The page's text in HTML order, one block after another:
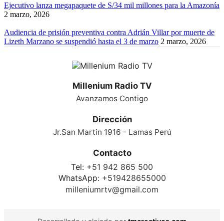
Ejecutivo lanza megapaquete de S/34 mil millones para la Amazonía
2 marzo, 2026
Audiencia de prisión preventiva contra Adrián Villar por muerte de
Lizeth Marzano se suspendió hasta el 3 de marzo 2 marzo, 2026
Millenium Radio TV
Avanzamos Contigo
Dirección
Jr.San Martin 1916 - Lamas Perú
Contacto
Tel: +51 942 865 500
WhatsApp: +519428655000
milleniumrtv@gmail.com